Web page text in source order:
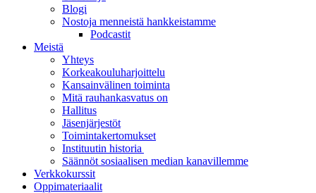
Blogi
Nostoja menneistä hankkeistamme
Podcastit
Meistä
Yhteys
Korkeakouluharjoittelu
Kansainvälinen toiminta
Mitä rauhankasvatus on
Hallitus
Jäsenjärjestöt
Toimintakertomukset
Instituutin historia
Säännöt sosiaalisen median kanavillemme
Verkkokurssit
Oppimateriaalit